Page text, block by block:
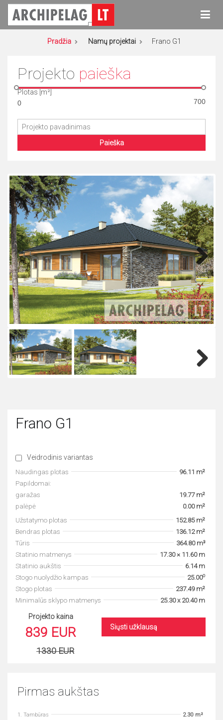
Eiti
turinio
Archipelag
Namų projektai
Pradžia Namų projektai Frano G1
Projekto paieška
Plotas [m²]
Paieška
Next
Frano G1
Veidrodinis variantas
Naudingas plotas
96.11 m²
Papildomai:
garažas
19.77 m²
palėpė
0.00 m²
Užstatymo plotas
152.85 m²
Bendras plotas
136.12 m²
Tūris
364.80 m³
Statinio matmenys
17.30 × 11.60 m
Statinio aukštis
6.14 m
Stogo nuolydžio kampas
25.00o
Stogo plotas
237.49 m²
Minimalūs sklypo matmenys
25.30 x 20.40 m
Projekto kaina
839 EUR
1330 EUR
Siųsti užklausą
Pirmas aukštas
1. Tambūras
2.30 m²